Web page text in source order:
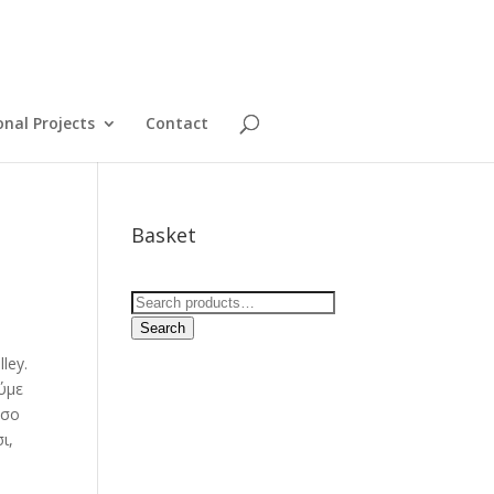
Projects Contact
Basket
Search
for:
Search